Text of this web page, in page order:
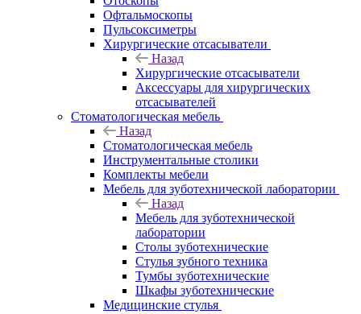
Офтальмоскопы
Пульсоксиметры
Хирургические отсасыватели
Назад
Хирургические отсасыватели
Аксессуары для хирургических
отсасывателей
Стоматологическая мебель
Назад
Стоматологическая мебель
Инструментальные столики
Комплекты мебели
Мебель для зуботехнической лаборатории
Назад
Мебель для зуботехнической
лаборатории
Столы зуботехнические
Стулья зубного техника
Тумбы зуботехнические
Шкафы зуботехнические
Медицинские стулья